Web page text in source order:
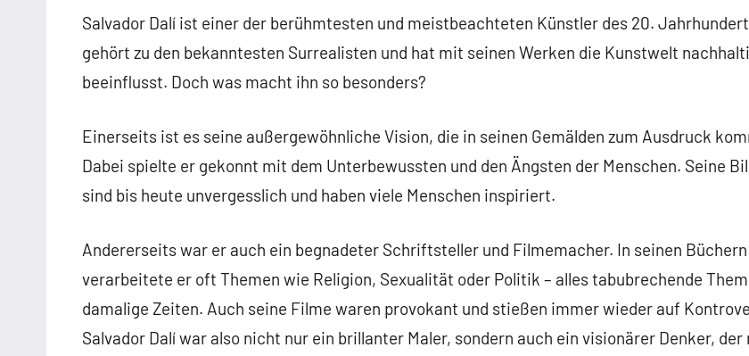
Salvador Dalí ist einer der berühmtesten und meistbeachteten Künstler des 20.
gehört zu den bekanntesten Surrealisten und hat mit seinen Werken die Kunstwelt
beeinflusst. Doch was macht ihn so besonders?
Einerseits ist es seine außergewöhnliche Vision, die in seinen Gemälden zum Ausdruck
Dabei spielte er gekonnt mit dem Unterbewussten und den Ängsten der Menschen. Seine
sind bis heute unvergesslich und haben viele Menschen inspiriert.
Andererseits war er auch ein begnadeter Schriftsteller und Filmemacher. In seinen Büchern
verarbeitete er oft Themen wie Religion, Sexualität oder Politik – alles tabubrechende
damalige Zeiten. Auch seine Filme waren provokant und stießen immer wieder auf
Salvador Dalí war also nicht nur ein brillanter Maler, sondern auch ein visionärer Denker, der